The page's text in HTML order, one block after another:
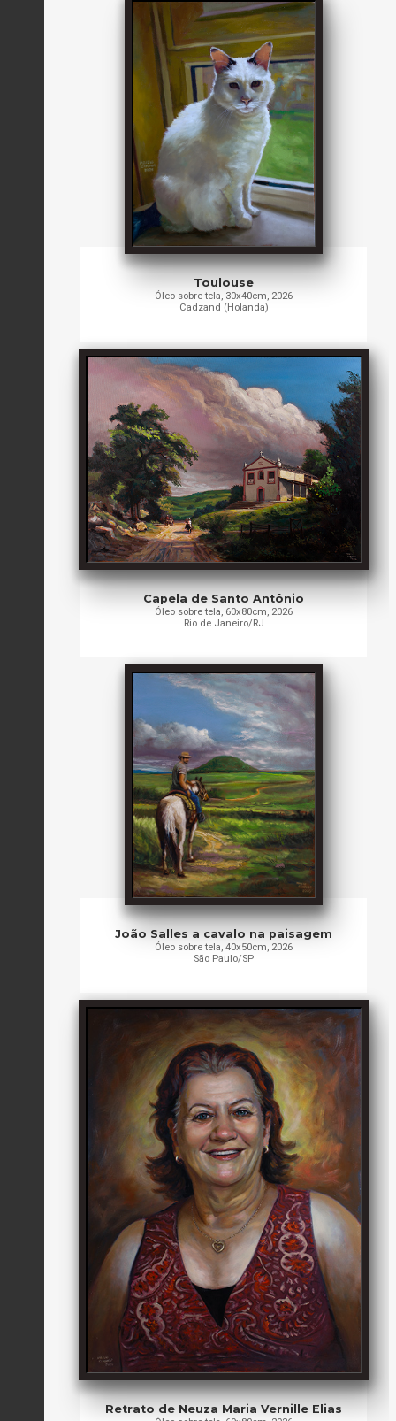
Toulouse
Óleo sobre tela, 30x40cm, 2026
Cadzand (Holanda)
Capela de Santo Antônio
Óleo sobre tela, 60x80cm, 2026
Rio de Janeiro/RJ
João Salles a cavalo na paisagem
Óleo sobre tela, 40x50cm, 2026
São Paulo/SP
Retrato de Neuza Maria Vernille Elias